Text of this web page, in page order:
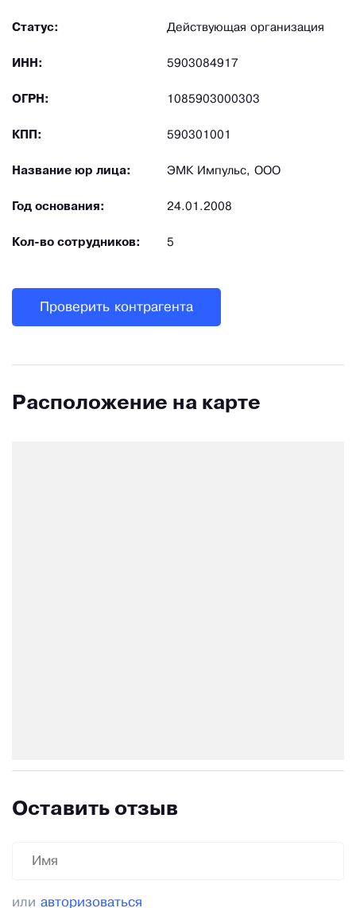
Статус: Действующая организация
ИНН: 5903084917
ОГРН: 1085903000303
КПП: 590301001
Название юр лица: ЭМК Импульс, ООО
Год основания: 24.01.2008
Кол-во сотрудников: 5
Проверить контрагента
Расположение на карте
Оставить отзыв
или авторизоваться